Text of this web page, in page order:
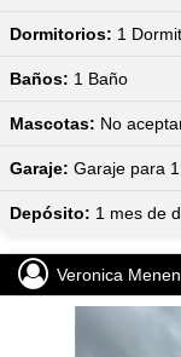
Dormitorios: 1
Baños: 1 Baño
Mascotas: No
Garaje: Garaje para
Depósito: 1 mes de
Veronica